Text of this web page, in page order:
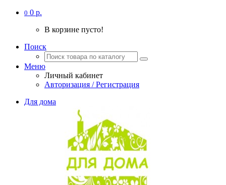
0 0 р.
В корзине пусто!
Поиск
Меню
Личный кабинет
Авторизация / Регистрация
Для дома